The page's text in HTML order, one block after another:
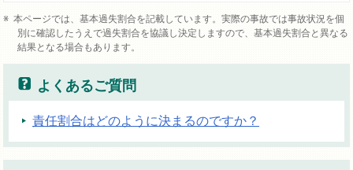
本ページでは、基本過失割合を記載しています。実際の事故では事故状況を個
別に確認したうえで過失割合を協議し決定しますので、基本過失割合と異なる
結果となる場合もあります。
よくあるご質問
責任割合はどのように決まるのですか？